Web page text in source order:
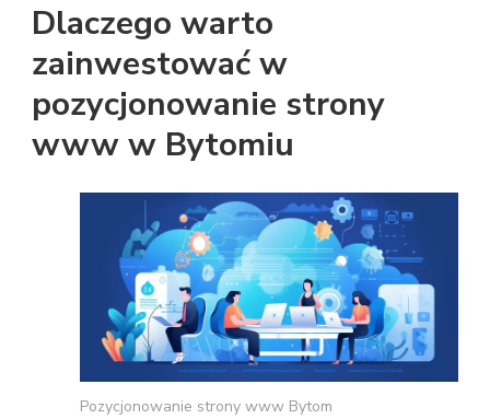
Dlaczego warto
zainwestować w
pozycjonowanie strony
www w Bytomiu
Pozycjonowanie strony www Bytom